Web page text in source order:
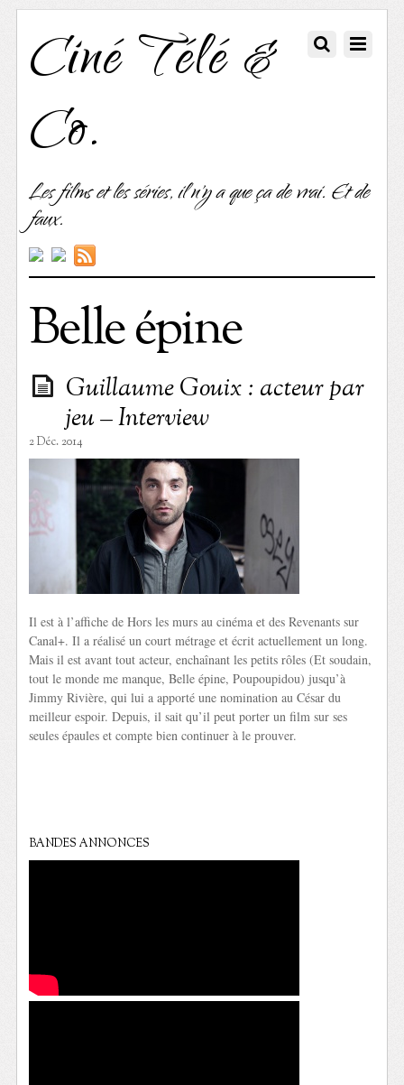
Ciné Télé &
Co.
Les films et les séries, il n'y a que ça de vrai. Et de
faux.
Belle épine
Guillaume Gouix : acteur par
jeu – Interview
2 Déc. 2014
Il est à l’affiche de Hors les murs au cinéma et des Revenants sur
Canal+. Il a réalisé un court métrage et écrit actuellement un long.
Mais il est avant tout acteur, enchaînant les petits rôles (Et soudain,
tout le monde me manque, Belle épine, Poupoupidou) jusqu’à
Jimmy Rivière, qui lui a apporté une nomination au César du
meilleur espoir. Depuis, il sait qu’il peut porter un film sur ses
seules épaules et compte bien continuer à le prouver.
BANDES ANNONCES